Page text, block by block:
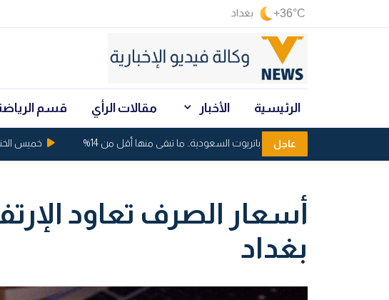
+36°C بغداد
الرئيسية الأخبار مقالات الرأي قسم
عاجل
استنزاف صواريخ باتريوت السعودية.. ما تبقى منها أقل من 14% خميس الخنجر
أسعار الصرف تعاود
بغداد